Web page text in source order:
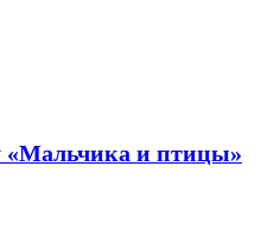
«Мальчика и птицы»